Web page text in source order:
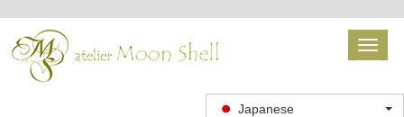
Japanese
Toggle